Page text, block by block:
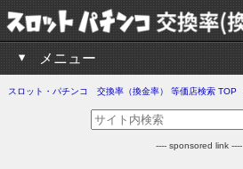
メニュー
スロット・パチンコ 交換率（換金率） 等価店検索 TOP
---- sponsored link ----